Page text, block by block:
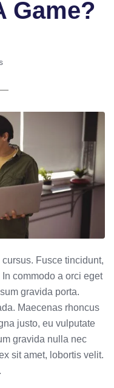
Game?
Fusce tincidunt,
commodo a orci eget
gravida porta.
Maecenas rhoncus
justo, eu vulputate
gravida nulla nec
sit amet, lobortis velit.